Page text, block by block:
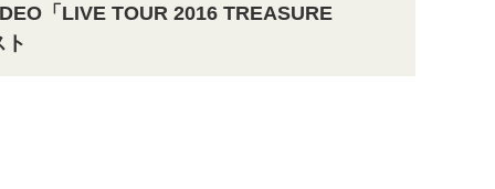
「LIVE TOUR 2016 TREASURE